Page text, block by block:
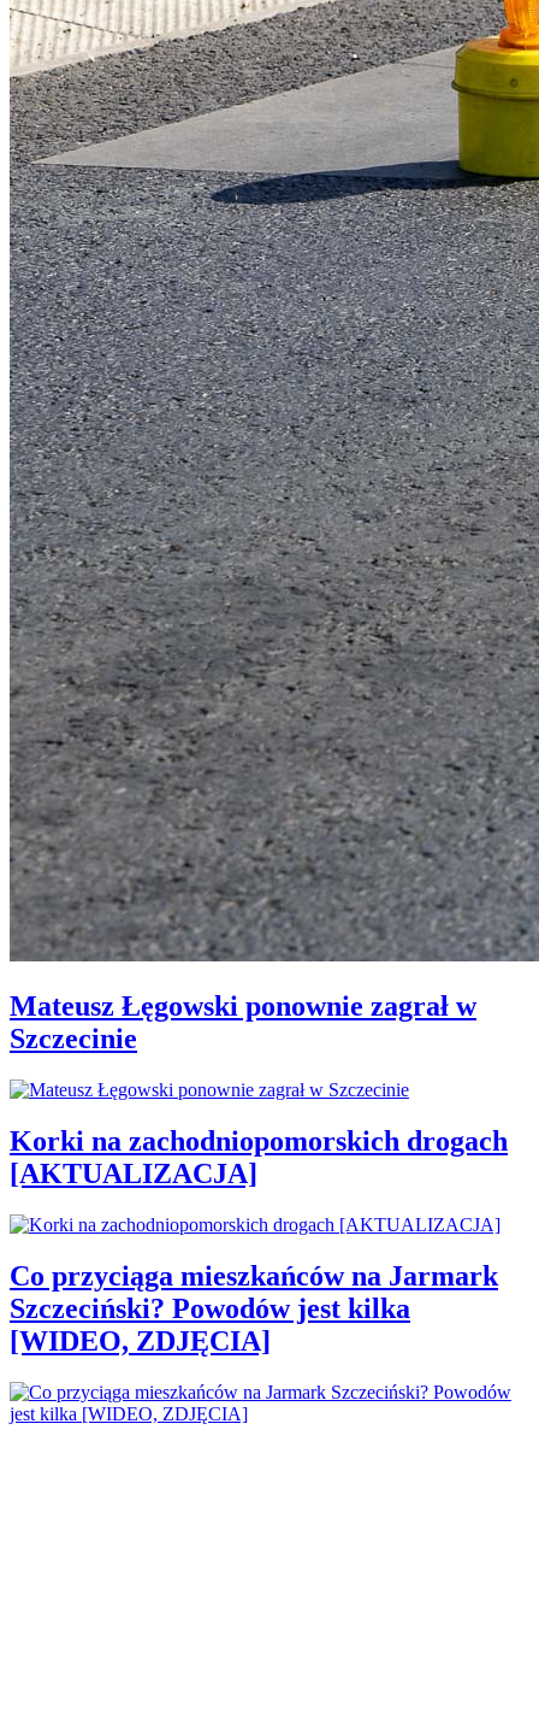
Mateusz Łęgowski ponownie zagrał w
Szczecinie
Korki na zachodniopomorskich drogach
[AKTUALIZACJA]
Co przyciąga mieszkańców na Jarmark
Szczeciński? Powodów jest kilka
[WIDEO, ZDJĘCIA]